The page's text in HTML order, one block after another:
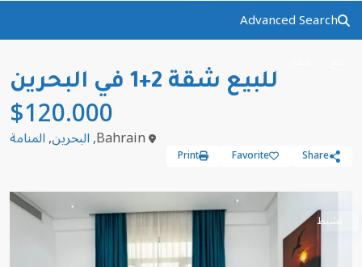
Advanced Search
للبيع شقة 2+1 في البحرين
$120.000
البحرين,المنامة
Share
Favorite
Print
نشيط